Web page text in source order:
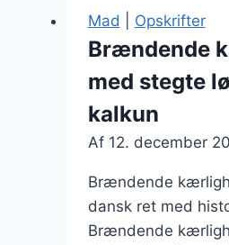
med
Mad Opskrifter
Brændende
med stegte
kalkun
Af 12. december
Brændende
dansk ret med
Brændende